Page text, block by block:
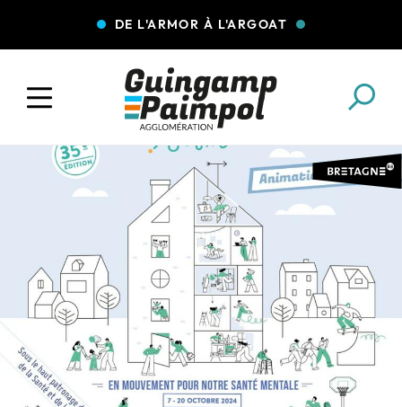
DE L'ARMOR À L'ARGOAT
COLLECTE DES DÉCHETS EAU ET ASSAINISSEMENT
ENFANCE JEUNESSE L'AGGLO' RECRUTE
ASSOCIATIONS PISCINES